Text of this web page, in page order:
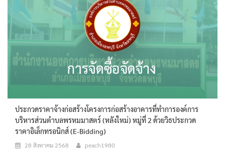
ประกวดราคาจ้างก่อสร้างโครงการก่อสร้างอาคารที่ทำการองค์การ
บริหารส่วนตำบลพรหมมาสตร์ (หลังใหม่) หมู่ที่ 2 ด้วยวิธประกวด
ราคาอิเล็กทรอนิกส์ (e-Bidding)
28 สิงหาคม 2568 peach1980